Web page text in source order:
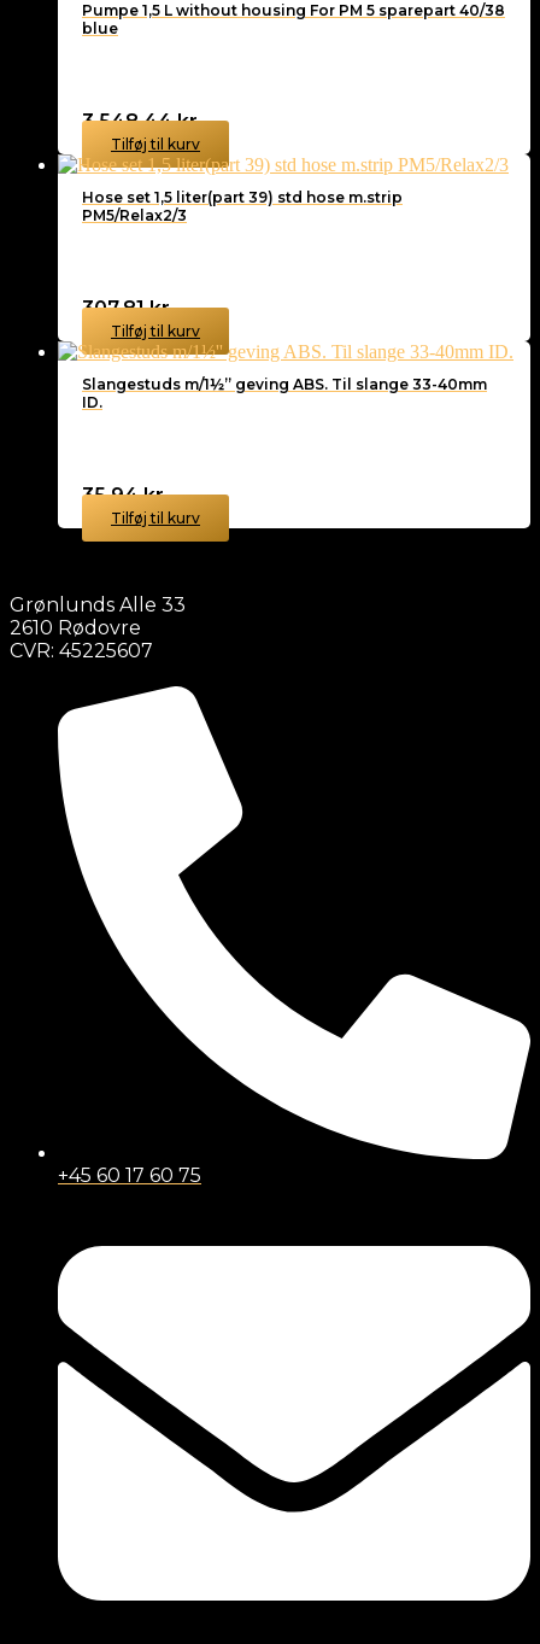
Pumpe 1,5 L without housing For PM 5 sparepart 40/38
blue
3.548,44kr.
Tilføj til kurv
Hose set 1,5 liter(part 39) std hose m.strip
PM5/Relax2/3
307,81kr.
Tilføj til kurv
Slangestuds m/1½” geving ABS. Til slange 33-40mm
ID.
35,94kr.
Tilføj til kurv
Grønlunds Alle 33
2610 Rødovre
CVR: 45225607
+45 60 17 60 75